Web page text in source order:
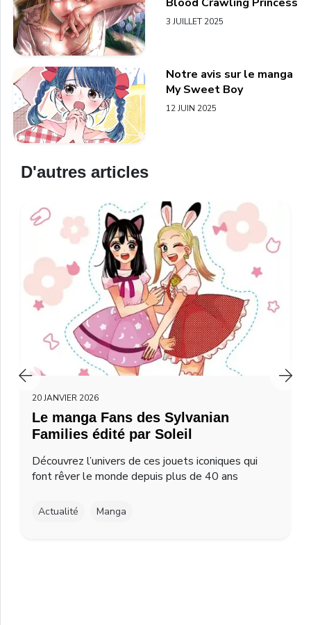
3 JUILLET 2025
Notre avis sur le manga
My Sweet Boy
12 JUIN 2025
D'autres articles
20 JANVIER 2026
Le manga Fans des Sylvanian
Families édité par Soleil
Découvrez l’univers de ces jouets iconiques qui
font rêver le monde depuis plus de 40 ans
Actualité Manga